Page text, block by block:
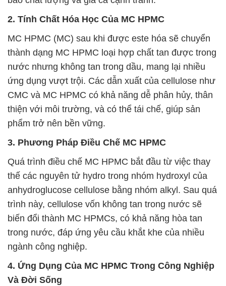
2. Tính Chất Hóa Học Của MC HPMC
MC HPMC (MC) sau khi được este hóa sẽ chuyển
thành dạng MC HPMC loại hợp chất tan được trong
nước nhưng không tan trong dầu, mang lại nhiều
ứng dụng vượt trội. Các dẫn xuất của cellulose như
CMC và MC HPMC có khả năng dễ phân hủy, thân
thiện với môi trường, và có thể tái chế, giúp sản
phẩm trở nên bền vững.
3. Phương Pháp Điều Chế MC HPMC
Quá trình điều chế MC HPMC bắt đầu từ việc thay
thế các nguyên tử hydro trong nhóm hydroxyl của
anhydroglucose cellulose bằng nhóm alkyl. Sau quá
trình này, cellulose vốn không tan trong nước sẽ
biến đổi thành MC HPMCs, có khả năng hòa tan
trong nước, đáp ứng yêu cầu khắt khe của nhiều
ngành công nghiệp.
4. Ứng Dụng Của MC HPMC Trong Công Nghiệp
Và Đời Sống